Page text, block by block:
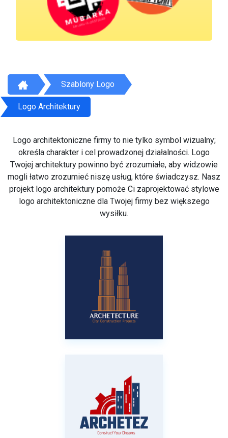
Szablony Logo
Logo Architektury
Logo architektoniczne firmy to nie tylko symbol wizualny;
określa charakter i cel prowadzonej działalności. Logo
Twojej architektury powinno być zrozumiałe, aby widzowie
mogli łatwo zrozumieć niszę usług, które świadczysz. Nasz
projekt logo architektury pomoże Ci zaprojektować stylowe
logo architektoniczne dla Twojej firmy bez większego
wysiłku.